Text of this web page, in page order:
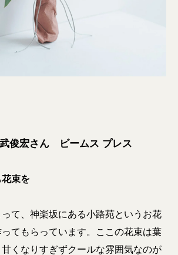
俊宏さん ビームス プレス
束を
て、神楽坂にある小路苑というお花
てもらっています。ここの花束は葉
くなりすぎずクールな雰囲気なのが